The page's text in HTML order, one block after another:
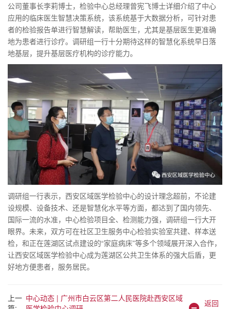
公司董事长李莉博士，检验中心总经理曾宪飞博士详细介绍了中心
应用的临床医生智慧决策系统，该系统基于大数据分析，可针对患
者的检验报告单进行智慧解读，帮助医生，尤其是基层医生更准确
地为患者进行诊疗。调研组一行十分期待这样的智慧化系统早日落
地基层，提升基层医疗机构的诊疗能力。
调研组一行表示，西安区域医学检验中心的设计理念超前，不论建
设规模、设备技术、还是智慧化水平等方面，都达到了国内领先、
国际一流的水准，中心检验项目全、检测能力强，调研组一行大开
眼界。未来，双方可在社区卫生服务中心检验实验室共建、样本送
检，和正在莲湖区试点建设的“家庭病床”等多个领域展开深入合作，
让西安区域医学检验中心成为莲湖区公共卫生体系的强大后盾，更
好地方便患者，服务居民。
上一 中心动态 | 广州市白云区第二人民医院赴西安区域
返回